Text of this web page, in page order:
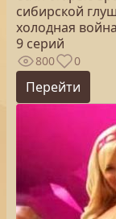
сибирской
холодная
9 серий
800 0
Перейти